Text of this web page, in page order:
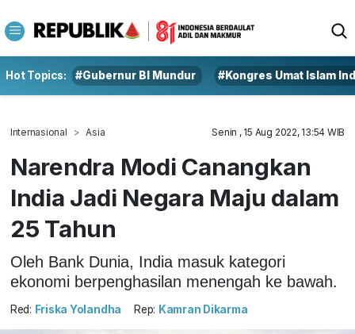
Hot Topics: #Gubernur BI Mundur #Kongres Umat Islam
Internasional Asia Senin , 15 Aug 2022, 13:54 WIB
Narendra Modi Canangkan
India Jadi Negara Maju dalam
25 Tahun
Oleh Bank Dunia, India masuk kategori
ekonomi berpenghasilan menengah ke bawah.
Red: Friska Yolandha Rep: Kamran Dikarma